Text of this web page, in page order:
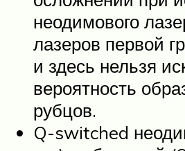
неодимового
лазеров первой
и здесь нельзя
вероятность
рубцов.
Q-switched